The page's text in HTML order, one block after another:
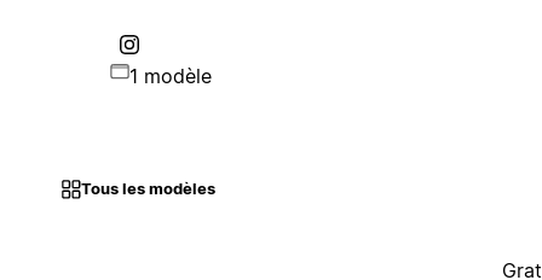
1 modèle
Tous les modèles